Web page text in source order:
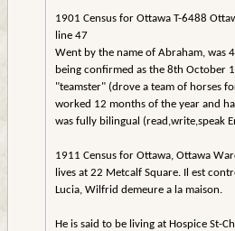
1901 Census for Ottawa T-6488
line 47
Went by the name of Abraham, was
being confirmed as the 8th October
"teamster" (drove a team of horses
worked 12 months of the year and
was fully bilingual (read,write,speak
1911 Census for Ottawa, Ottawa
lives at 22 Metcalf Square. Il est
Lucia, Wilfrid demeure a la maison.
He is said to be living at Hospice St-